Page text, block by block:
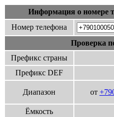
Информация о номере
Номер телефона
Проверка
Префикс страны
Префикс DEF
Диапазон от
Ёмкость